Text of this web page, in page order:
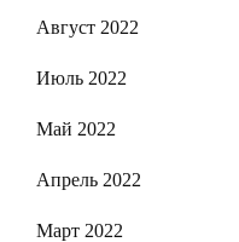
Август 2022
Июль 2022
Май 2022
Апрель 2022
Март 2022